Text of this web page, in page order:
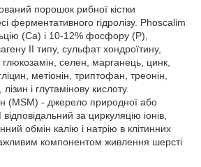
порошок рибної кістки
ферментативного гідролізу. Phoscalim
(Ca) і 10-12% фосфору (P),
II типу, сульфат хондроїтину,
селен, марганець, цинк,
метіонін, триптофан, треонін,
і глутамінову кислоту.
(MSM) - джерело природної або
за циркуляцію іонів,
обмін калію і натрію в клітинних
компонентом живлення шерсті